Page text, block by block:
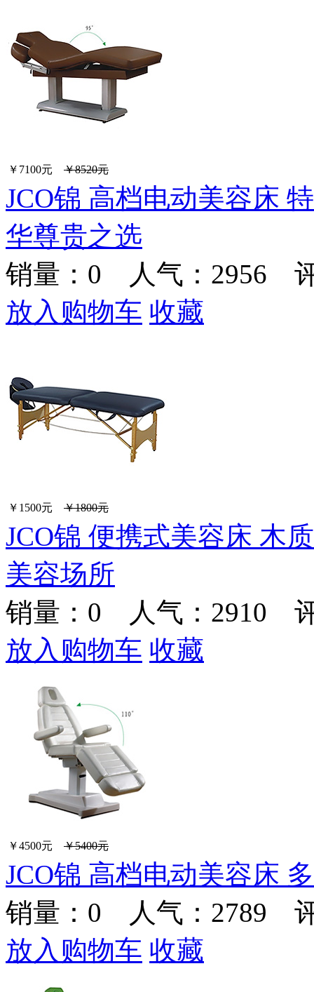
￥7100元 ￥8520元
JCO锦 高档电动美容床
华尊贵之选
销量： 0 人气：2956
放入购物车 收藏
￥1500元 ￥1800元
JCO锦 便携式美容床 木
美容场所
销量： 0 人气：2910
放入购物车 收藏
￥4500元 ￥5400元
JCO锦 高档电动美容床
销量： 0 人气：2789
放入购物车 收藏